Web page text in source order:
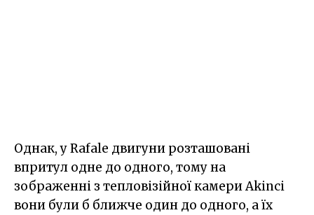
Однак, у Rafale двигуни розташовані
впритул одне до одного, тому на
зображенні з тепловізійної камери Akinci
вони були б ближче один до одного, а їх